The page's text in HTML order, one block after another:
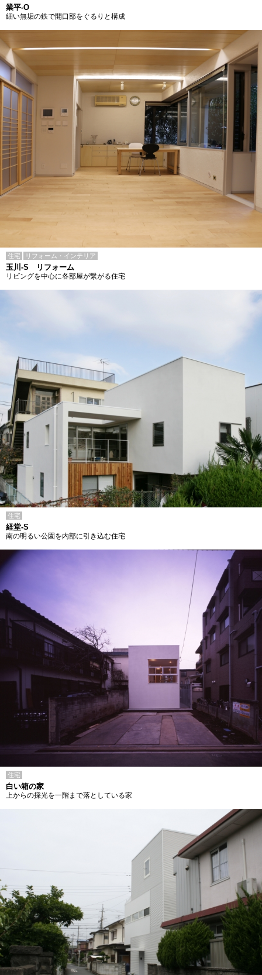
業平-O
細い無垢の鉄で開口部をぐるりと構成
住宅 リフォーム・インテリア
玉川-S リフォーム
リビングを中心に各部屋が繋がる住宅
住宅
経堂-S
南の明るい公園を内部に引き込む住宅
住宅
白い箱の家
上からの採光を一階まで落としている家